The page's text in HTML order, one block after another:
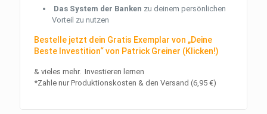
Das System der Banken zu deinem persönlichen
Vorteil zu nutzen
Bestelle jetzt dein Gratis Exemplar von „Deine
Beste Investition“ von Patrick Greiner (Klicken!)
& vieles mehr. Investieren lernen
*Zahle nur Produktionskosten & den Versand (6,95 €)